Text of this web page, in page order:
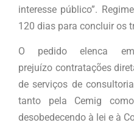
interesse público”.
120 dias para concluir os
O pedido elenca
prejuízo contratações
de serviços de
tanto pela Cemig
desobedecendo à lei e à